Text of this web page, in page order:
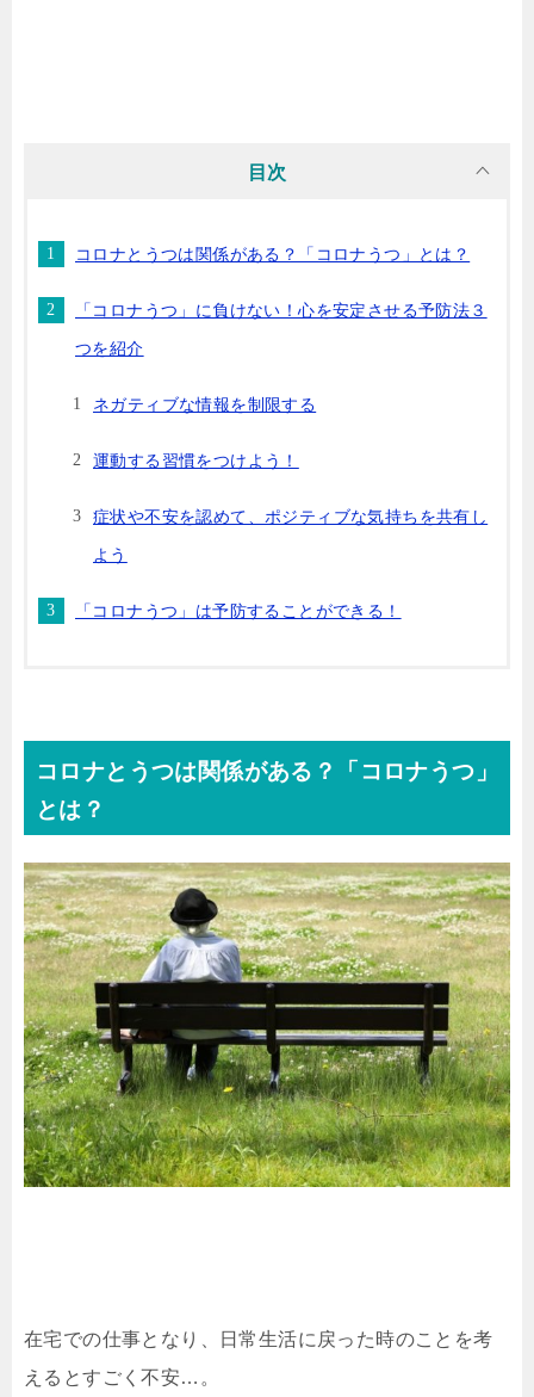
目次
コロナとうつは関係がある？「コロナうつ」とは？
「コロナうつ」に負けない！心を安定させる予防法３
つを紹介
ネガティブな情報を制限する
運動する習慣をつけよう！
症状や不安を認めて、ポジティブな気持ちを共有し
よう
「コロナうつ」は予防することができる！
コロナとうつは関係がある？「コロナうつ」
とは？
在宅での仕事となり、日常生活に戻った時のことを考
えるとすごく不安…。